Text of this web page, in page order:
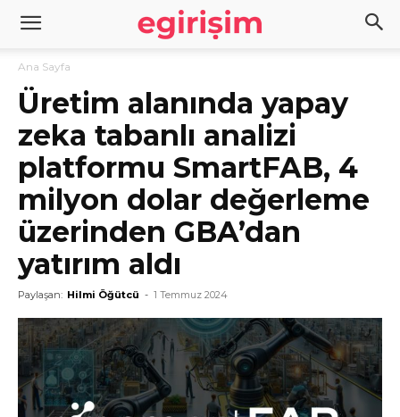
Ana Sayfa
Üretim alanında yapay
zeka tabanlı analizi
platformu SmartFAB, 4
milyon dolar değerleme
üzerinden GBA’dan
yatırım aldı
Paylaşan: Hilmi Öğütcü - 1 Temmuz 2024